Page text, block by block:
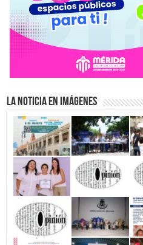
La Noticia en Imágenes